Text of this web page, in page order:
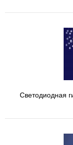
Светодиодная